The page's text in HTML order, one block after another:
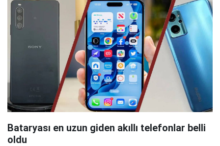
Bataryası en uzun giden akıllı telefonlar belli
oldu